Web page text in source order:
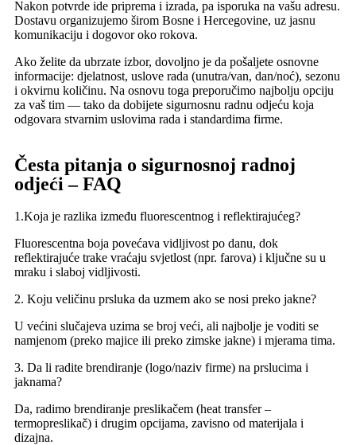
Nakon potvrde ide priprema i izrada, pa isporuka na vašu adresu.
Dostavu organizujemo širom Bosne i Hercegovine, uz jasnu
komunikaciju i dogovor oko rokova.
Ako želite da ubrzate izbor, dovoljno je da pošaljete osnovne
informacije: djelatnost, uslove rada (unutra/van, dan/noć), sezonu
i okvirnu količinu. Na osnovu toga preporučimo najbolju opciju
za vaš tim — tako da dobijete sigurnosnu radnu odjeću koja
odgovara stvarnim uslovima rada i standardima firme.
Česta pitanja o sigurnosnoj radnoj
odjeći – FAQ
1.Koja je razlika između fluorescentnog i reflektirajućeg?
Fluorescentna boja povećava vidljivost po danu, dok
reflektirajuće trake vraćaju svjetlost (npr. farova) i ključne su u
mraku i slaboj vidljivosti.
2. Koju veličinu prsluka da uzmem ako se nosi preko jakne?
U većini slučajeva uzima se broj veći, ali najbolje je voditi se
namjenom (preko majice ili preko zimske jakne) i mjerama tima.
3. Da li radite brendiranje (logo/naziv firme) na prslucima i
jaknama?
Da, radimo brendiranje preslikačem (heat transfer –
termopreslikač) i drugim opcijama, zavisno od materijala i
dizajna.